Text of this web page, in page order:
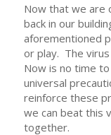
Now that we are
back in our
aforementioned
or play. The
Now is no time
universal
reinforce these
we can beat this
together.